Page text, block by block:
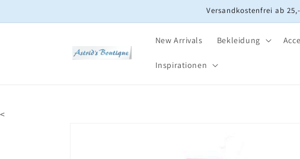
Inhalt
Versandkostenfrei ab
New Arrivals Bekleidung
Inspirationen
<